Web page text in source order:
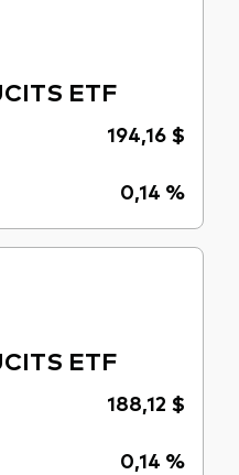
ETF
194,16 $
0,14 %
ETF
188,12 $
0,14 %